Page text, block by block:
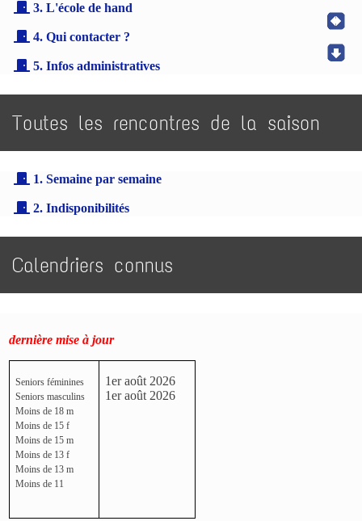
3. L'école de hand
4. Qui contacter ?
5. Infos administratives
Toutes les rencontres de la saison
1. Semaine par semaine
2. Indisponibilités
Calendriers connus
dernière mise à jour
Seniors féminines
Seniors masculins
Moins de 18 m
Moins de 15 f
Moins de 15 m
Moins de 13 f
Moins de 13 m
Moins de 11
1er août 2026
1er août 2026